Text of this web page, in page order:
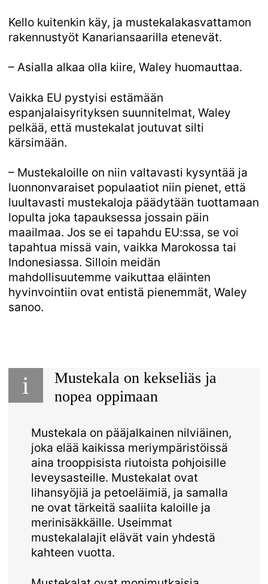
Kello kuitenkin käy, ja mustekalakasvattamon
rakennustyöt Kanariansaarilla etenevät.
– Asialla alkaa olla kiire, Waley huomauttaa.
Vaikka EU pystyisi estämään
espanjalaisyrityksen suunnitelmat, Waley
pelkää, että mustekalat joutuvat silti
kärsimään.
– Mustekaloille on niin valtavasti kysyntää ja
luonnonvaraiset populaatiot niin pienet, että
luultavasti mustekaloja päädytään tuottamaan
lopulta joka tapauksessa jossain päin
maailmaa. Jos se ei tapahdu EU:ssa, se voi
tapahtua missä vain, vaikka Marokossa tai
Indonesiassa. Silloin meidän
mahdollisuutemme vaikuttaa eläinten
hyvinvointiin ovat entistä pienemmät, Waley
sanoo.
i
Mustekala on kekseliäs ja
nopea oppimaan
Mustekala on pääjalkainen nilviäinen,
joka elää kaikissa meriympäristöissä
aina trooppisista riutoista pohjoisille
leveysasteille. Mustekalat ovat
lihansyöjiä ja petoeläimiä, ja samalla
ne ovat tärkeitä saaliita kaloille ja
merinisäkkäille. Useimmat
mustekalalajit elävät vain yhdestä
kahteen vuotta.